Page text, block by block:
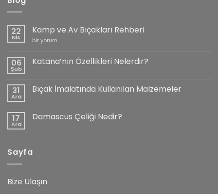
22
Nis
Kamp ve Av Bıçakları Rehberi
Kamp
Bıçakları
Rehberi
bir yorum
06
Şub
Katana’nın Özellikleri Nelerdir?
Katana’nın
Özellikleri
Nelerdir?
31
Ara
Bıçak İmalatında Kullanılan Malzemeler
İmalatında
17
Ara
Damascus Çeliği Nedir?
Nedir?
Sayfa
Bize Ulaşın